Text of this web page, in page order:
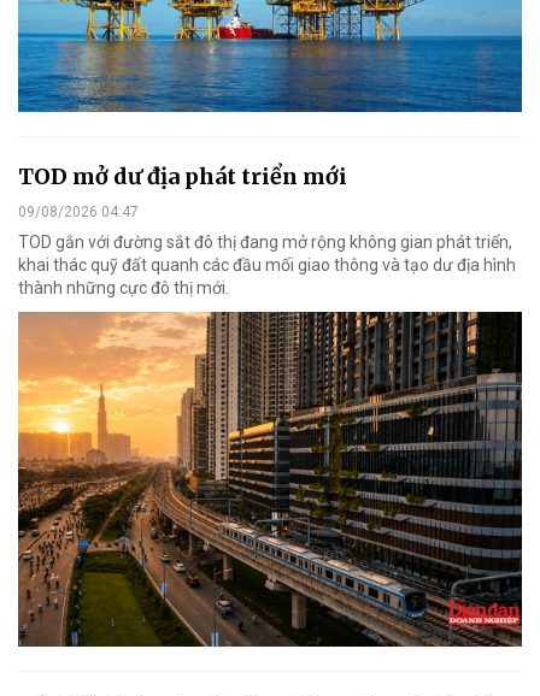
TOD mở dư địa phát triển mới
09/08/2026 04:47
TOD gắn với đường sắt đô thị đang mở rộng không gian phát triển,
khai thác quỹ đất quanh các đầu mối giao thông và tạo dư địa hình
thành những cực đô thị mới.